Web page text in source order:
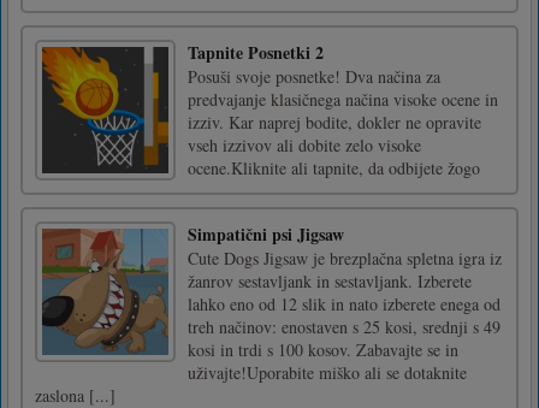
Tapnite Posnetki 2
Posuši svoje posnetke! Dva načina za
predvajanje klasičnega načina visoke ocene in
izziv. Kar naprej bodite, dokler ne opravite
vseh izzivov ali dobite zelo visoke
ocene.Kliknite ali tapnite, da odbijete žogo
Simpatični psi Jigsaw
Cute Dogs Jigsaw je brezplačna spletna igra iz
žanrov sestavljank in sestavljank. Izberete
lahko eno od 12 slik in nato izberete enega od
treh načinov: enostaven s 25 kosi, srednji s 49
kosi in trdi s 100 kosov. Zabavajte se in
uživajte!Uporabite miško ali se dotaknite
zaslona [...]